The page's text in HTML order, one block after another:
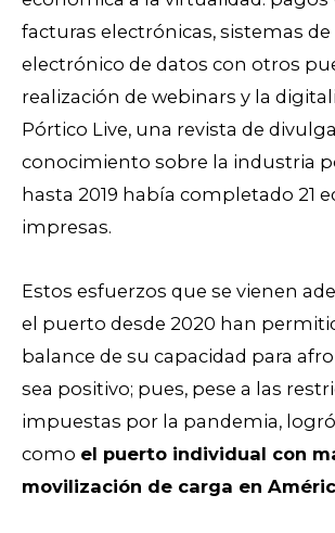
facturas electrónicas, sistemas
electrónico de datos con otros
realización de webinars y la
Pórtico Live, una revista de
conocimiento sobre la industria
hasta 2019 había completado 21
impresas.
Estos esfuerzos que se vienen
el puerto desde 2020 han
balance de su capacidad para
sea positivo; pues, pese a las
impuestas por la pandemia, logró
como el puerto individual con
movilización de carga en